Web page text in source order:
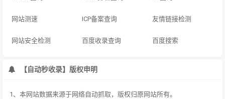
网站测速 ICP备案查询 友情链接检测
网站安全检测 百度收录查询 百度搜索
【自动秒收录】版权申明
1、本网站数据来源于网络自动抓取，版权归原网站所有。